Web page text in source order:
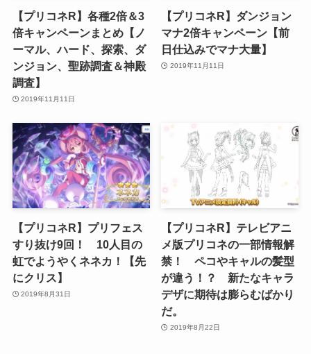
【プリコネR】各種2倍＆3
倍キャンペーンまとめ【ノ
ーマル、ハード、探索、ダ
ンジョン、聖跡調査＆神殿
調査】
2019年11月11日
【プリコネR】ダンジョン
マナ2倍キャンペーン【前
日仕込みでマナ大量】
2019年11月11日
【プリコネR】プリフェス
すり抜け9回！ 10人目の
虹でようやくネネカ！【先
にクリス】
2019年8月31日
【プリコネR】テレビアニ
メ版プリコネの一部情報解
禁！ ペコやキャルの髪型
が違う！？ 新たなキャラ
デザに期待は膨らむばかり
だ。
2019年8月22日